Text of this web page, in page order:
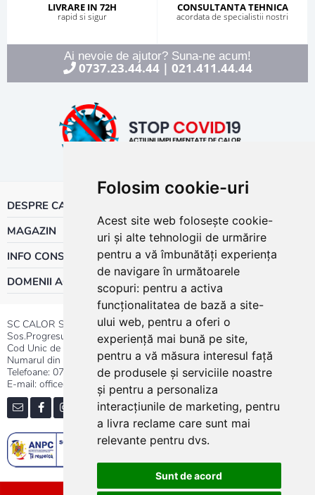
Folosim cookie-uri
Acest site web folosește cookie-
uri și alte tehnologii de urmărire
pentru a vă îmbunătăți experiența
de navigare în următoarele
scopuri: pentru a activa
funcționalitatea de bază a site-
ului web, pentru a oferi o
experiență mai bună pe site,
pentru a vă măsura interesul față
de produsele și serviciile noastre
și pentru a personaliza
interacțiunile de marketing, pentru
a livra reclame care sunt mai
relevante pentru dvs.
Sunt de acord
LIVRARE IN 72H
rapid si sigur
CONSULTANTA TEHNICA
acordata de specialistii nostri
Ai nevoie de ajutor? Suna-ne acum!
0737.23.44.44| 021.411.44.44
DESPRE CALOR
MAGAZIN
INFO CONSUMATOR
DOMENII ACTIVITATE
SC CALOR SRL
Sos.Progresului nr.30-40, Sector 5, Bucuresti
Cod Unic de Inregistrare: RO 3004724
Numarul din Registrul Comertului:J40/13176/1991
Telefoane: 0737.23.44.44|021.411.44.44
E-mail: office@calor.ro